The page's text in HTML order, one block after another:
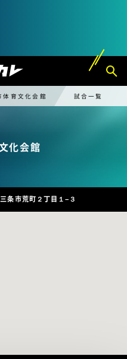
体育文化会館 試合一覧
化会館
条市荒町２丁目１−３